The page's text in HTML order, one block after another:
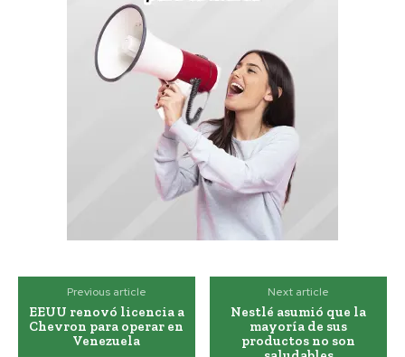
Previous article
EEUU renovó licencia a
Chevron para operar en
Venezuela
Next article
Nestlé asumió que la
mayoría de sus
productos no son